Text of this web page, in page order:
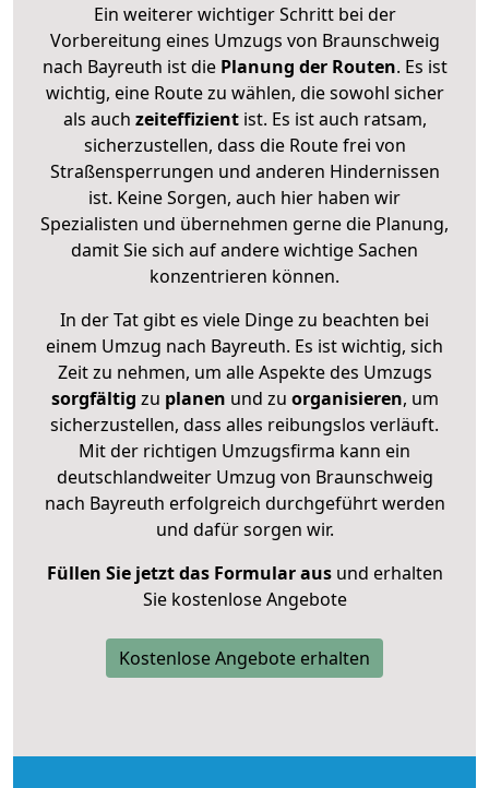
Ein weiterer wichtiger Schritt bei der
Vorbereitung eines Umzugs von Braunschweig
nach Bayreuth ist diePlanung der Routen. Es ist
wichtig, eine Route zu wählen, die sowohl sicher
als auch zeiteffizientist. Es ist auch ratsam,
sicherzustellen, dass die Route frei von
Straßensperrungen und anderen Hindernissen
ist. Keine Sorgen, auch hier haben wir
Spezialisten und übernehmen gerne die Planung,
damit Sie sich auf andere wichtige Sachen
konzentrieren können.
In der Tat gibt es viele Dinge zu beachten bei
einem Umzug nach Bayreuth. Es ist wichtig, sich
Zeit zu nehmen, um alle Aspekte des Umzugs
sorgfältig zu planen und zu organisieren, um
sicherzustellen, dass alles reibungslos verläuft.
Mit der richtigen Umzugsfirma kann ein
deutschlandweiter Umzug von Braunschweig
nach Bayreuth erfolgreich durchgeführt werden
und dafür sorgen wir.
Füllen Sie jetzt das Formular ausund erhalten
Sie kostenlose Angebote
Kostenlose Angebote erhalten